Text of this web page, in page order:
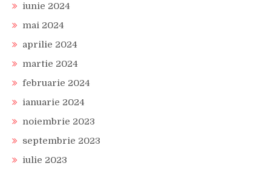
iunie 2024
mai 2024
aprilie 2024
martie 2024
februarie 2024
ianuarie 2024
noiembrie 2023
septembrie 2023
iulie 2023